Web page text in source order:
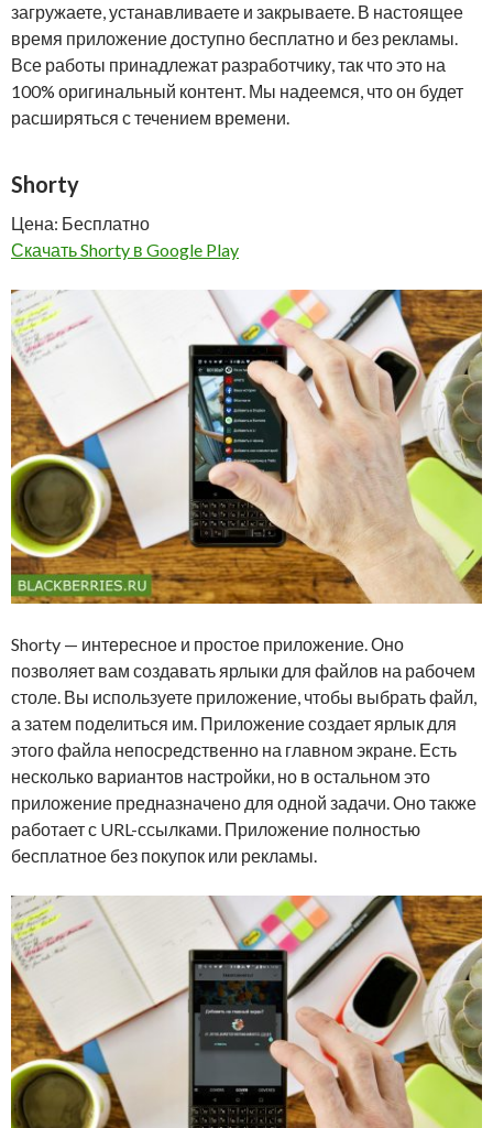
загружаете, устанавливаете и закрываете. В настоящее
время приложение доступно бесплатно и без рекламы.
Все работы принадлежат разработчику, так что это на
100% оригинальный контент. Мы надеемся, что он будет
расширяться с течением времени.
Shorty
Цена: Бесплатно
Скачать Shorty в Google Play
Shorty — интересное и простое приложение. Оно
позволяет вам создавать ярлыки для файлов на рабочем
столе. Вы используете приложение, чтобы выбрать файл,
а затем поделиться им. Приложение создает ярлык для
этого файла непосредственно на главном экране. Есть
несколько вариантов настройки, но в остальном это
приложение предназначено для одной задачи. Оно также
работает с URL-ссылками. Приложение полностью
бесплатное без покупок или рекламы.